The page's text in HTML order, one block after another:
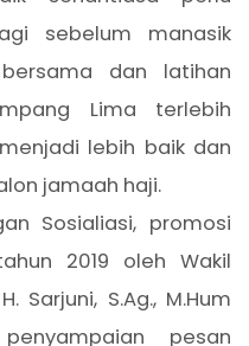
sebelum manasik
dan latihan
Lima terlebih
lebih baik dan
jamaah haji.
Sosialiasi, promosi
2019 oleh Wakil
Sarjuni, S.Ag., M.Hum
pesan